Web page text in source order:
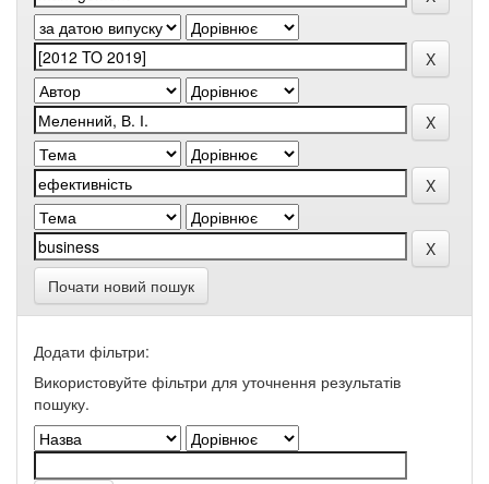
Почати новий пошук
Додати фільтри:
Використовуйте фільтри для уточнення результатів
пошуку.